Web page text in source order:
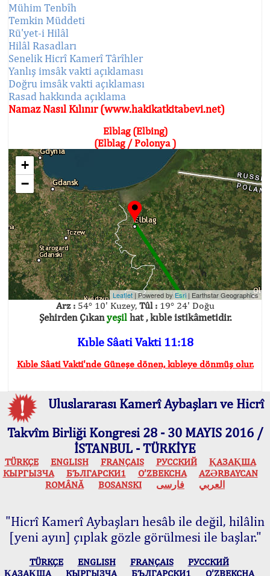
Mühim Tenbîh
Temkin Müddeti
Rü'yet-i Hilâl
Hilâl Rasadları
Senelik Hicrî Kamerî Târîhler
Yanlış imsâk vakti açıklaması
Doğru imsâk vakti açıklaması
Rasad hakkında açıklama
Namaz Nasıl Kılınır (www.hakikatkitabevi.net)
Elblag (Elbing)
(Elblag / Polonya )
+
−
Leaflet| Powered byEsri | Earthstar Geographics
Arz :54° 10' Kuzey, Tûl :19° 24' Doğu
Şehirden Çıkanyeşilhat , kıble istikâmetidir.
Kıble Sâati Vakti 11:18
Kıble Sâati Vakti'nde Güneşe dönen, kıbleye dönmüş olur.
Uluslararası Kamerî Aybaşları ve Hicrî
Takvîm Birliği Kongresi 28 - 30 MAYIS 2016 /
İSTANBUL - TÜRKİYE
TÜRKÇE ENGLISH FRANÇAIS РУССКИЙ
ҚАЗАҚША
КЫPГЫЗЧA
БЪЛГАРСКИ1 O’ZBEKCHA
AZӘRBAYCAN
ROMÂNĂ
BOSANSKI العربي فارسی
"Hicrî Kamerî Aybaşları hesâb ile değil, hilâlin
[yeni ayın] çıplak gözle görülmesi ile başlar."
TÜRKÇE ENGLISH FRANÇAIS
РУССКИЙ
ҚАЗАҚША
КЫPГЫЗЧA БЪЛГАРСКИ1 O’ZBEKCHA